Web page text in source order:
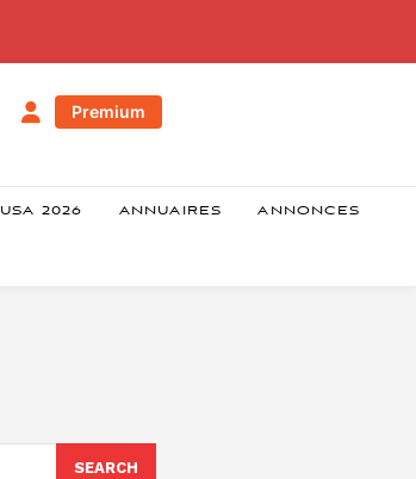
Premium
2026 ANNUAIRES ANNONCES
SEARCH